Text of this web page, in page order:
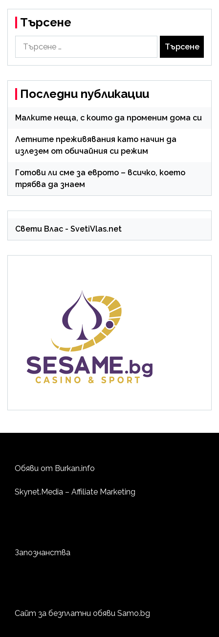
Търсене
Последни публикации
Малките неща, с които да променим дома си
Летните преживявания като начин да
излезем от обичайния си режим
Готови ли сме за еврото – всичко, което
трябва да знаем
Свети Влас - SvetiVlas.net
Обяви от Burkan.info
Skynet.Media – Affiliate Marketing
Запознанства
Сайт за безплатни обяви Samo.bg